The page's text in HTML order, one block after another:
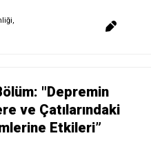
,
"Depremin
ve Çatılarındaki
Etkileri”